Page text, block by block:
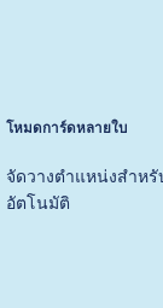
โหมดการ์ดหลายใบ
จัดวางตำแหน่งสำห
อัตโนมัติ